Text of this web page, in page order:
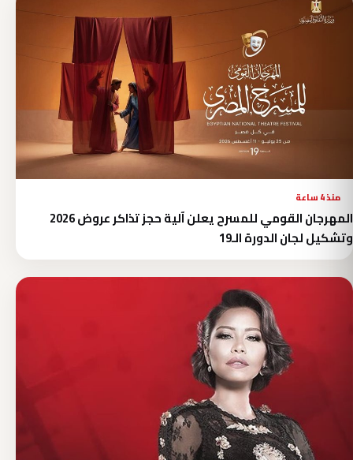
منذ 4 ساعة
المهرجان القومي للمسرح يعلن آلية حجز تذاكر عروض 2026
وتشكيل لجان الدورة الـ19